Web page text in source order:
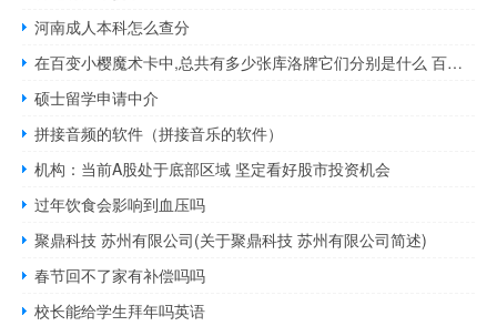
河南成人本科怎么查分
在百变小樱魔术卡中,总共有多少张库洛牌它们分别是什么 百变小樱魔术卡游戏
硕士留学申请中介
拼接音频的软件（拼接音乐的软件）
机构：当前A股处于底部区域 坚定看好股市投资机会
过年饮食会影响到血压吗
聚鼎科技 苏州有限公司(关于聚鼎科技 苏州有限公司简述)
春节回不了家有补偿吗吗
校长能给学生拜年吗英语